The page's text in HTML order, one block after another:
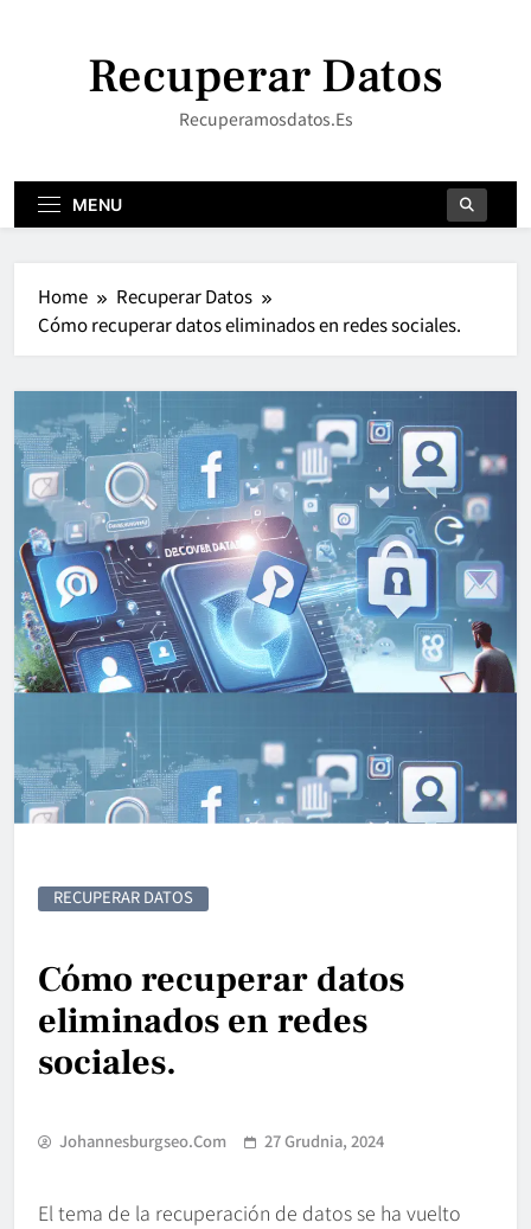
Recuperar Datos
Recuperamosdatos.es
MENU
Home
Recuperar Datos
Cómo recuperar datos eliminados en redes sociales.
RECUPERAR DATOS
Cómo recuperar datos
eliminados en redes
sociales.
Johannesburgseo.com 27 Grudnia, 2024
El tema de la recuperación de datos se ha vuelto